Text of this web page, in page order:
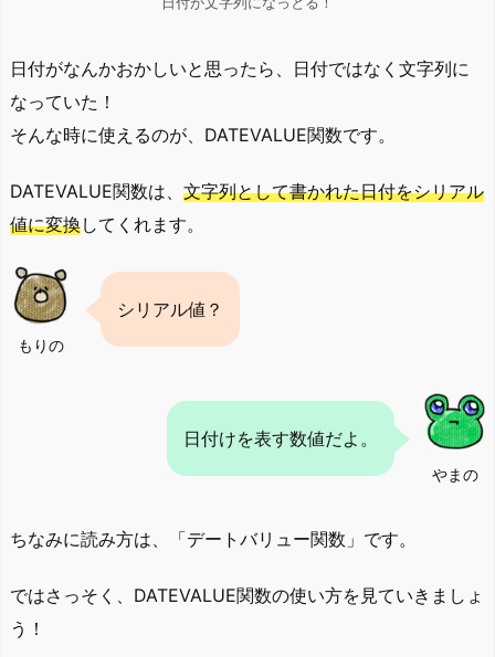
日付がなんかおかしいと思ったら、日付ではなく文字列に
なっていた！
そんな時に使えるのが、DATEVALUE関数です。
DATEVALUE関数は、 文字列として書かれた日付をシリアル
値に変換してくれます。
もりの
シリアル値？
やまの
日付けを表す数値だよ。
ちなみに読み方は、「デートバリュー関数」です。
ではさっそく、DATEVALUE関数の使い方を見ていきましょ
う！